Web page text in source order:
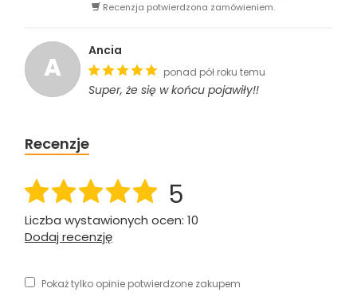
Recenzja potwierdzona zamówieniem.
A
Ancia
ponad pół roku temu
Super, że się w końcu pojawiły!!
Recenzje
5
Liczba wystawionych ocen: 10
Dodaj recenzję
Pokaż tylko opinie potwierdzone zakupem